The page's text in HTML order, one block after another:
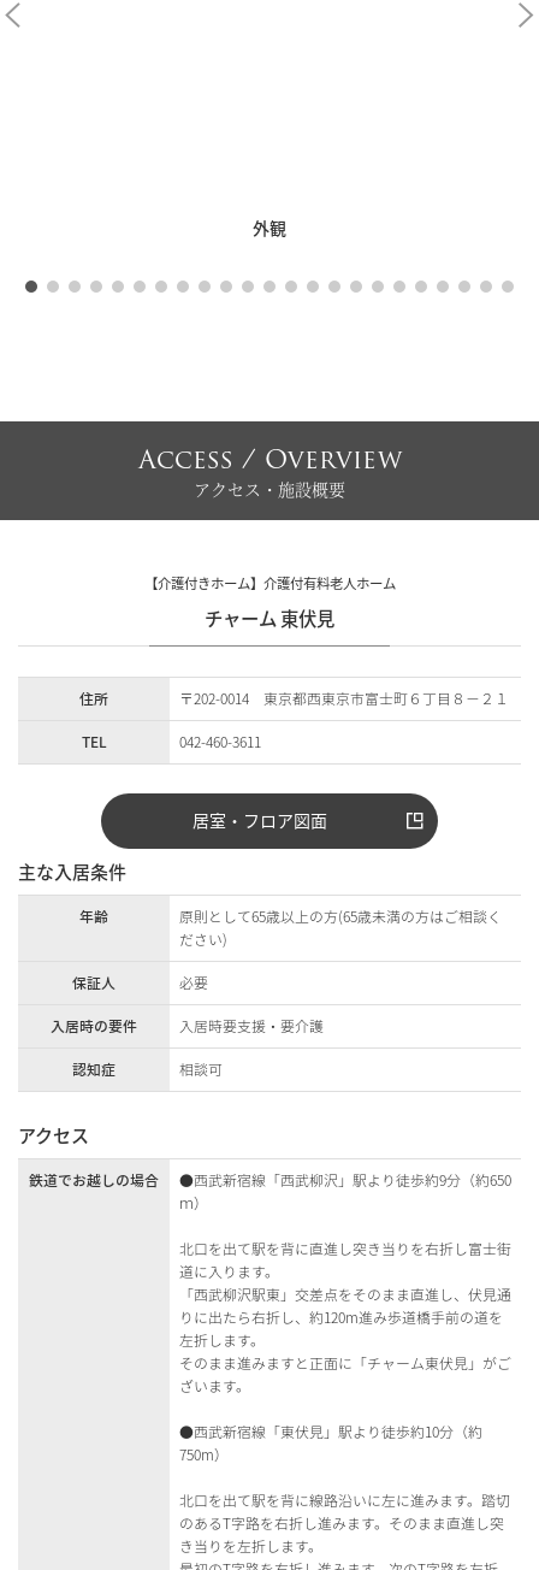
外観
Access / Overview
アクセス・施設概要
【介護付きホーム】介護付有料老人ホーム
チャーム 東伏見
住所
〒202-0014 東京都西東京市富士町６丁目８－２１
TEL
042-460-3611
居室・フロア図面
主な入居条件
年齢
原則として65歳以上の方(65歳未満の方はご相談く
ださい)
保証人
必要
入居時の要件
入居時要支援・要介護
認知症
相談可
アクセス
鉄道でお越しの場合
●西武新宿線「西武柳沢」駅より徒歩約9分（約650
ｍ）
北口を出て駅を背に直進し突き当りを右折し富士街
道に入ります。
「西武柳沢駅東」交差点をそのまま直進し、伏見通
りに出たら右折し、約120m進み歩道橋手前の道を
左折します。
そのまま進みますと正面に「チャーム東伏見」がご
ざいます。
●西武新宿線「東伏見」駅より徒歩約10分（約
750m）
北口を出て駅を背に線路沿いに左に進みます。踏切
のあるT字路を右折し進みます。そのまま直進し突
き当りを左折します。